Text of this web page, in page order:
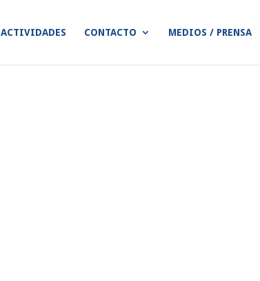
ACTIVIDADES CONTACTO MEDIOS / PRENSA